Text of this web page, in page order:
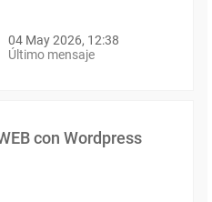
04 May 2026, 12:38
Último mensaje
con Wordpress